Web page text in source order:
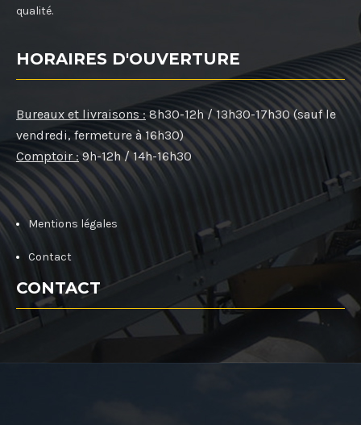
qualité.
HORAIRES D'OUVERTURE
Bureaux et livraisons : 8h30-12h / 13h30-17h30 (sauf le
vendredi, fermeture à 16h30)
Comptoir : 9h-12h / 14h-16h30
Mentions légales
Contact
CONTACT